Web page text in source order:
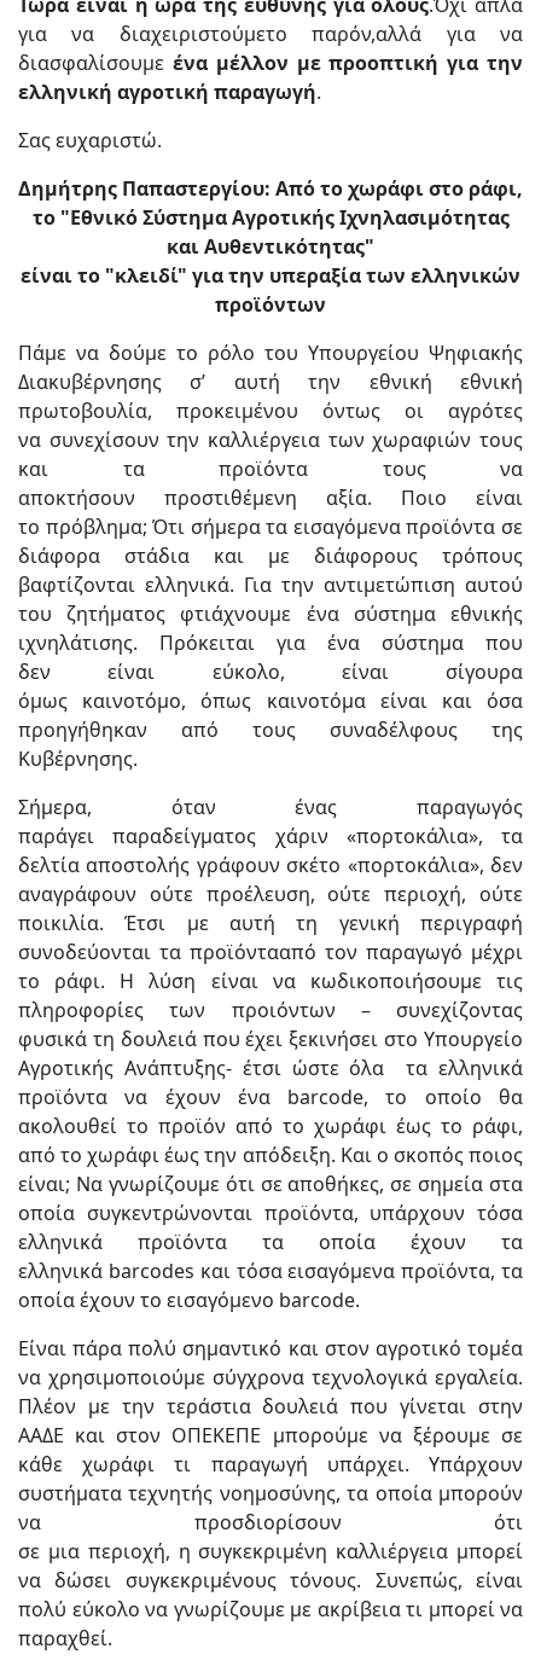
Τώρα είναι η ώρα της ευθύνης για όλους.Όχι απλά
για να διαχειριστούμετο παρόν,αλλά για να
διασφαλίσουμε ένα μέλλον με προοπτική για την
ελληνική αγροτική παραγωγή.
Σας ευχαριστώ.
Δημήτρης Παπαστεργίου: Από το χωράφι στο ράφι,
το "Εθνικό Σύστημα Αγροτικής Ιχνηλασιμότητας
και Αυθεντικότητας"
είναι το "κλειδί" για την υπεραξία των ελληνικών
προϊόντων
Πάμε να δούμε το ρόλο του Υπουργείου Ψηφιακής
Διακυβέρνησης σ’ αυτή την εθνική εθνική
πρωτοβουλία, προκειμένου όντως οι αγρότες
να συνεχίσουν την καλλιέργεια των χωραφιών τους
και τα προϊόντα τους να
αποκτήσουν προστιθέμενη αξία. Ποιο είναι
το πρόβλημα; Ότι σήμερα τα εισαγόμενα προϊόντα σε
διάφορα στάδια και με διάφορους τρόπους
βαφτίζονται ελληνικά. Για την αντιμετώπιση αυτού
του ζητήματος φτιάχνουμε ένα σύστημα εθνικής
ιχνηλάτισης. Πρόκειται για ένα σύστημα που
δεν είναι εύκολο, είναι σίγουρα
όμως καινοτόμο, όπως καινοτόμα είναι και όσα
προηγήθηκαν από τους συναδέλφους της
Κυβέρνησης.
Σήμερα, όταν ένας παραγωγός
παράγει παραδείγματος χάριν «πορτοκάλια», τα
δελτία αποστολής γράφουν σκέτο «πορτοκάλια», δεν
αναγράφουν ούτε προέλευση, ούτε περιοχή, ούτε
ποικιλία. Έτσι με αυτή τη γενική περιγραφή
συνοδεύονται τα προϊόντααπό τον παραγωγό μέχρι
το ράφι. Η λύση είναι να κωδικοποιήσουμε τις
πληροφορίες των προιόντων – συνεχίζοντας
φυσικά τη δουλειά που έχει ξεκινήσει στο Υπουργείο
Αγροτικής Ανάπτυξης- έτσι ώστε όλα τα ελληνικά
προϊόντα να έχουν ένα barcode, το οποίο θα
ακολουθεί το προϊόν από το χωράφι έως το ράφι,
από το χωράφι έως την απόδειξη. Και ο σκοπός ποιος
είναι; Να γνωρίζουμε ότι σε αποθήκες, σε σημεία στα
οποία συγκεντρώνονται προϊόντα, υπάρχουν τόσα
ελληνικά προϊόντα τα οποία έχουν τα
ελληνικά barcodes και τόσα εισαγόμενα προϊόντα, τα
οποία έχουν το εισαγόμενο barcode.
Είναι πάρα πολύ σημαντικό και στον αγροτικό τομέα
να χρησιμοποιούμε σύγχρονα τεχνολογικά εργαλεία.
Πλέον με την τεράστια δουλειά που γίνεται στην
ΑΑΔΕ και στον ΟΠΕΚΕΠΕ μπορούμε να ξέρουμε σε
κάθε χωράφι τι παραγωγή υπάρχει. Υπάρχουν
συστήματα τεχνητής νοημοσύνης, τα οποία μπορούν
να προσδιορίσουν ότι
σε μια περιοχή, η συγκεκριμένη καλλιέργεια μπορεί
να δώσει συγκεκριμένους τόνους. Συνεπώς, είναι
πολύ εύκολο να γνωρίζουμε με ακρίβεια τι μπορεί να
παραχθεί.